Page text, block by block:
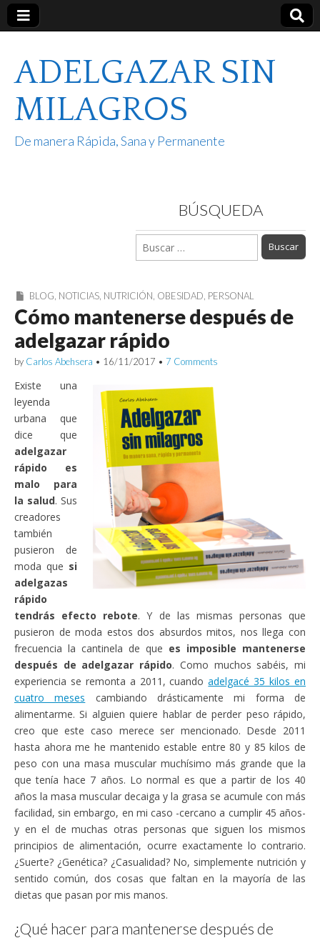
ADELGAZAR SIN
MILAGROS
De manera Rápida, Sana y Permanente
BÚSQUEDA
Buscar:
BLOG, NOTICIAS, NUTRICIÓN, OBESIDAD, PERSONAL
Cómo mantenerse después de
adelgazar rápido
by Carlos Abehsera • 16/11/2017 • 7 Comments
Existe una
leyenda
urbana que
dice que
adelgazar
rápido es
malo para
la salud. Sus
creadores
también
pusieron de
moda que si
adelgazas
rápido
tendrás efecto rebote. Y de las mismas personas que
pusieron de moda estos dos absurdos mitos, nos llega con
frecuencia la cantinela de que es imposible mantenerse
después de adelgazar rápido. Como muchos sabéis, mi
experiencia se remonta a 2011, cuandoadelgacé 35 kilos en
cuatro meses cambiando drásticamente mi forma de
alimentarme. Si alguien quiere hablar de perder peso rápido,
creo que este caso merece ser mencionado. Desde 2011
hasta ahora me he mantenido estable entre 80 y 85 kilos de
peso con una masa muscular muchísimo más grande que la
que tenía hace 7 años. Lo normal es que a partir de los 40
años la masa muscular decaiga y la grasa se acumule con más
facilidad, sin embargo, en mi caso -cercano a cumplir 45 años-
y en el de muchas otras personas que siguen los mismos
principios de alimentación, ocurre exactamente lo contrario.
¿Suerte? ¿Genética? ¿Casualidad? No, simplemente nutrición y
sentido común, dos cosas que faltan en la mayoría de las
dietas que pasan por mis manos.
¿Qué hacer para mantenerse después de